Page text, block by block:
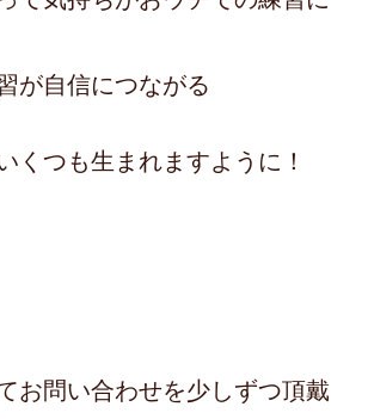
が自信につながる
くつも生まれますように！
お問い合わせを少しずつ頂戴